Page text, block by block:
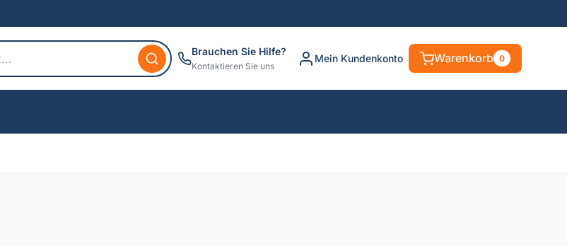
Brauchen Sie Hilfe?
Kontaktieren Sie uns
Mein Kundenkonto Warenkorb 0